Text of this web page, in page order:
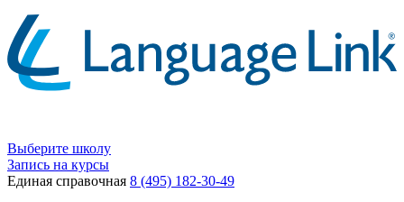
Выберите школу
Запись на курсы
Единая справочная 8 (495) 182-30-49